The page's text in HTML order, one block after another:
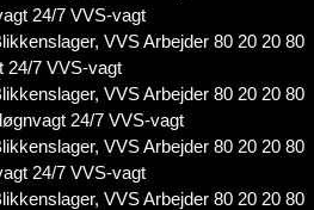
24/7 VVS-vagt
VVS Arbejder 80 20 20 80
24/7 VVS-vagt
VVS Arbejder 80 20 20 80
24/7 VVS-vagt
VVS Arbejder 80 20 20 80
24/7 VVS-vagt
VVS Arbejder 80 20 20 80